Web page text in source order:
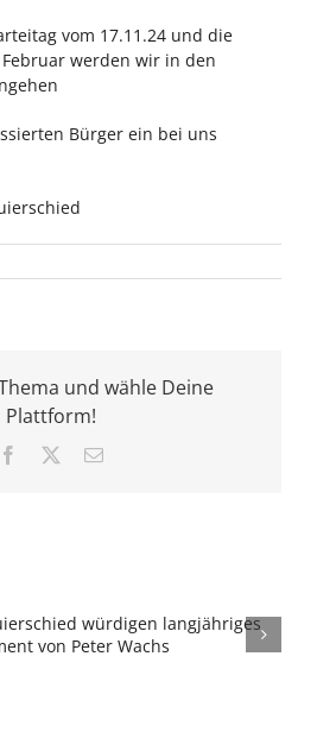
vom 17.11.24 und die
werden wir in den
Bürger ein bei uns
und wähle Deine
Plattform!
Facebook
E-
sowie CDU/SPD sehen keine